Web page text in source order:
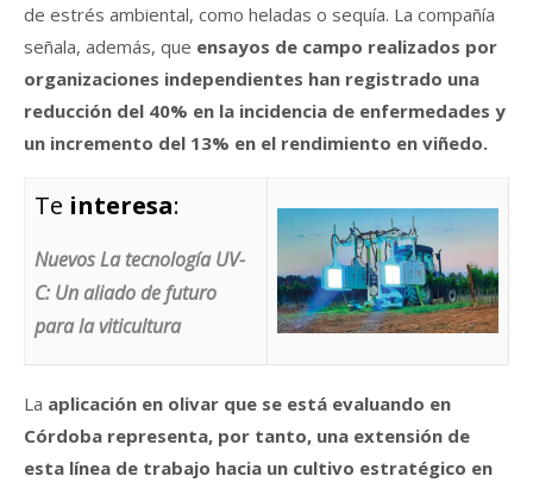
de estrés ambiental, como heladas o sequía. La compañía
señala, además, que ensayos de campo realizados por
organizaciones independientes han registrado una
reducción del 40% en la incidencia de enfermedades y
un incremento del 13% en el rendimiento en viñedo.
Te interesa:
Nuevos La tecnología UV-
C: Un aliado de futuro
para la viticultura
La aplicación en olivar que se está evaluando en
Córdoba representa, por tanto, una extensión de
esta línea de trabajo hacia un cultivo estratégico en